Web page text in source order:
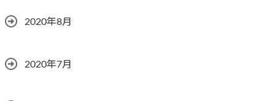
2020年8月
2020年7月